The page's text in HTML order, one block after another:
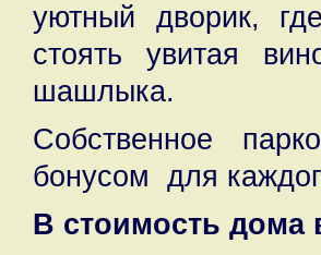
уютный дворик,
стоять увитая
шашлыка.
Собственное
бонусом для
В стоимость дома